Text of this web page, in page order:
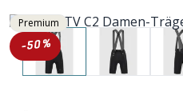
Premium
-50%